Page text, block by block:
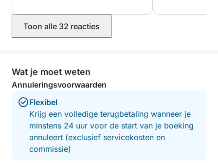
Inbegrepen uitrusting: Snorkelsets (vinnen, maskers
en snorkels) zijn beschikbaar voor uw
(niemand is perfect!), laat ik het aan u over om uw
picknick of lunch te organiseren.
Extraatje: Ik bied u graag een lokaal aperitief aan om
onze zeereis te vieren.
Verzamelpunt: Vertrek en terugkomst bij de
Toon alle 32 reacties
Wat je moet weten
Annuleringsvoorwaarden
Flexibel
Krijg een volledige terugbetaling wanneer je
minstens 24 uur voor de start van je boeking
annuleert (exclusief servicekosten en
commissie)